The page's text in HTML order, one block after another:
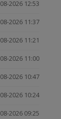
2026 12:53
2026 11:37
2026 11:21
2026 11:00
2026 10:47
2026 10:24
2026 09:25